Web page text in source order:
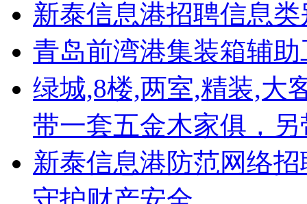
新泰信息港招聘信息
青岛前湾港集装箱辅
绿城,8楼,两室,精装,大
带一套五金木家俱，
新泰信息港防范网络